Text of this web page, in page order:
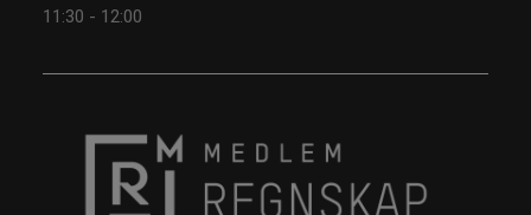
11:30 - 12:00